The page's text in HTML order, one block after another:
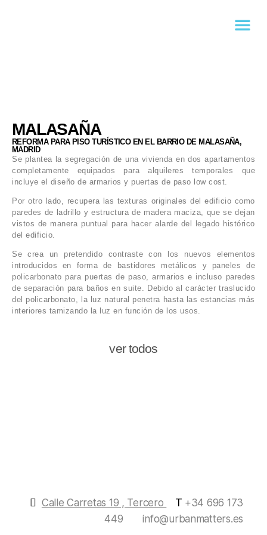
MALASAÑA
REFORMA PARA PISO TURÍSTICO EN EL BARRIO DE MALASAÑA,
MADRID
Se plantea la segregación de una vivienda en dos apartamentos
completamente equipados para alquileres temporales que
incluye el diseño de armarios y puertas de paso low cost.
Por otro lado, recupera las texturas originales del edificio como
paredes de ladrillo y estructura de madera maciza, que se dejan
vistos de manera puntual para hacer alarde del legado histórico
del edificio.
Se crea un pretendido contraste con los nuevos elementos
introducidos en forma de bastidores metálicos y paneles de
policarbonato para puertas de paso, armarios e incluso paredes
de separación para baños en suite. Debido al carácter traslucido
del policarbonato, la luz natural penetra hasta las estancias más
interiores tamizando la luz en función de los usos.
ver todos
Calle Carretas 19 , Tercero T +34 696 173
449
info@urbanmatters.es